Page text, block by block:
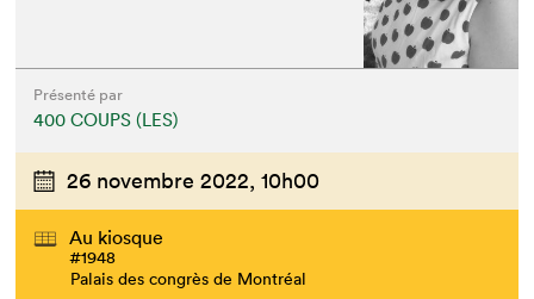
Présenté par
400 COUPS (LES)
26 novembre 2022, 10h00
Au kiosque
#1948
Palais des congrès de Montréal